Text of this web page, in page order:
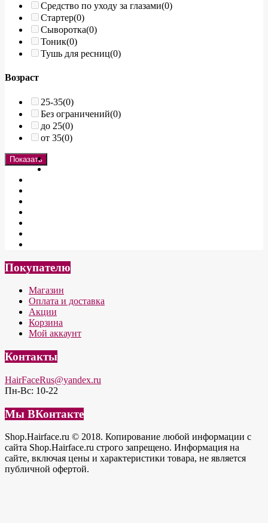
Средство по уходу за глазами(0)
Стартер(0)
Сыворотка(0)
Тоник(0)
Тушь для ресниц(0)
Возраст
25-35(0)
Без ограничений(0)
до 25(0)
от 35(0)
Показать
Покупателю
Магазин
Оплата и доставка
Акции
Корзина
Мой аккаунт
Контакты
HairFaceRus@yandex.ru
Пн-Вс: 10-22
Мы ВКонтакте
Shop.Hairface.ru © 2018. Копирование любой информации с
сайта Shop.Hairface.ru строго запрещено. Информация на
сайте, включая цены и характеристики товара, не является
публичной офертой.